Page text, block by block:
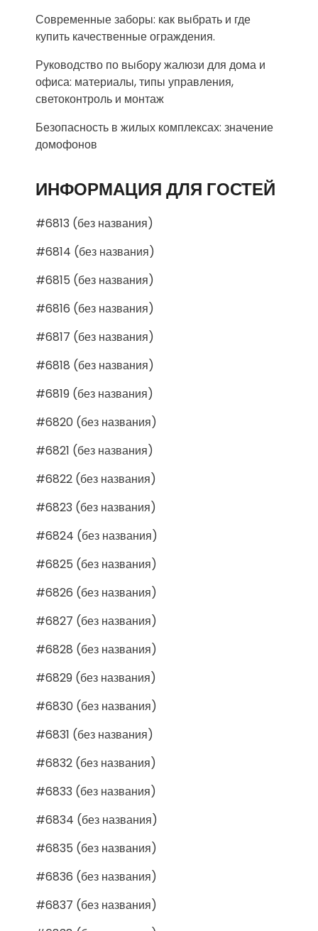
Современные заборы: как выбрать и где
купить качественные ограждения.
Руководство по выбору жалюзи для дома и
офиса: материалы, типы управления,
светоконтроль и монтаж
Безопасность в жилых комплексах: значение
домофонов
ИНФОРМАЦИЯ ДЛЯ ГОСТЕЙ
#6813 (без названия)
#6814 (без названия)
#6815 (без названия)
#6816 (без названия)
#6817 (без названия)
#6818 (без названия)
#6819 (без названия)
#6820 (без названия)
#6821 (без названия)
#6822 (без названия)
#6823 (без названия)
#6824 (без названия)
#6825 (без названия)
#6826 (без названия)
#6827 (без названия)
#6828 (без названия)
#6829 (без названия)
#6830 (без названия)
#6831 (без названия)
#6832 (без названия)
#6833 (без названия)
#6834 (без названия)
#6835 (без названия)
#6836 (без названия)
#6837 (без названия)